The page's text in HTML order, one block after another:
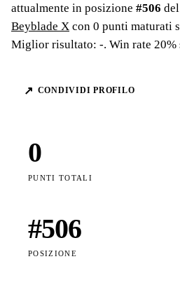
attualmente in posizione #506 del
Beyblade X con 0 punti maturati
Miglior risultato: -. Win rate
↗ CONDIVIDI PROFILO
0
PUNTI TOTALI
#506
POSIZIONE